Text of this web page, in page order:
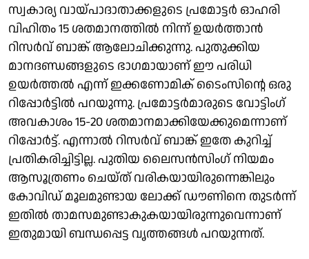
സ്വകാര്യ വായ്പാദാതാക്കളുടെ പ്രമോട്ടര്‍ ഓഹരി
വിഹിതം 15 ശതമാനത്തില്‍ നിന്ന് ഉയര്‍ത്താന്‍
റിസര്‍വ് ബാങ്ക് ആലോചിക്കുന്നു. പുതുക്കിയ
മാനദണ്ഡങ്ങളുടെ ഭാഗമായാണ് ഈ പരിധി
ഉയര്‍ത്തല്‍ എന്ന് ഇക്കണോമിക് ടൈംസിന്റെ ഒരു
റിപ്പോര്‍ട്ടില്‍ പറയുന്നു. പ്രമോട്ടര്‍മാരുടെ വോട്ടിംഗ്
അവകാശം 15-20 ശതമാനമാക്കിയേക്കുമെന്നാണ്
റിപ്പോര്‍ട്ട്. എന്നാല്‍ റിസര്‍വ് ബാങ്ക് ഇതേ കുറിച്ച്
പ്രതികരിച്ചിട്ടില്ല. പുതിയ ലൈസന്‍സിംഗ് നിയമം
ആസൂത്രണം ചെയ്ത് വരികയായിരുന്നെങ്കിലും
കോവിഡ് മൂലമുണ്ടായ ലോക്ക് ഡൗണിനെ തുടര്‍ന്ന്
ഇതില്‍ താമസമുണ്ടാകുകയായിരുന്നുവെന്നാണ്
ഇതുമായി ബന്ധപ്പെട്ട വൃത്തങ്ങള്‍ പറയുന്നത്.